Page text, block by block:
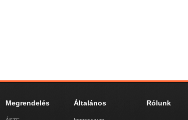
Megrendelés Általános Rólunk